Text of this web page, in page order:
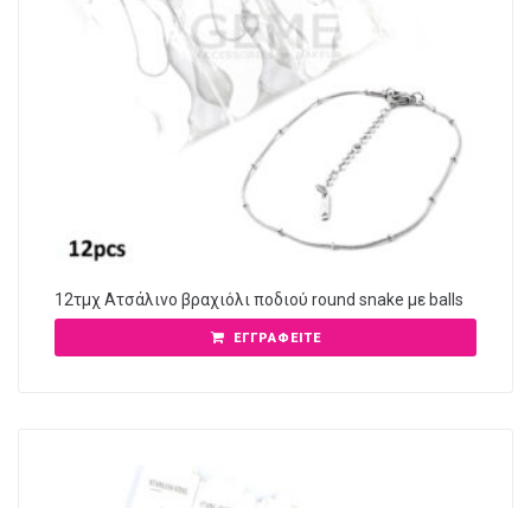
12τμχ Ατσάλινο βραχιόλι ποδιού round snake με balls
ΕΓΓΡΑΦΕΊΤΕ